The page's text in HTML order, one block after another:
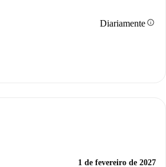
Diariamenteinfo
1 de fevereiro de 2027